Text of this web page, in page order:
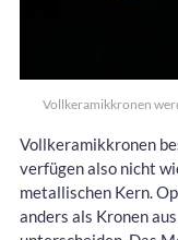
Vollkeramikkronen
Vollkeramikkronen
verfügen also nicht
metallischen Kern.
anders als Kronen